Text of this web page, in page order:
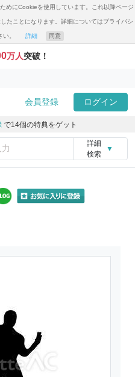
めにCookieを使用しています。これ以降ページ
たことになります。詳細についてはプライバシ
い。 詳細 同意
万人突破！
会員登録 ログイン
で14個の特典をゲット
詳細
検索
▼